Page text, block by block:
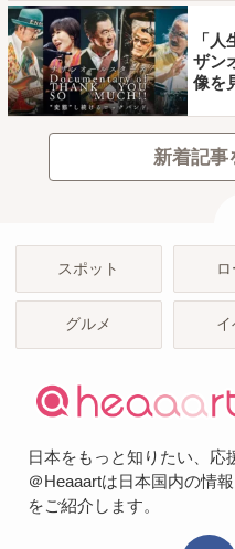
「
ザン
像を
新着記事
スポット
グルメ イ
日本をもっと知りたい、応
＠Heaaartは日本国内の情
をご紹介します。